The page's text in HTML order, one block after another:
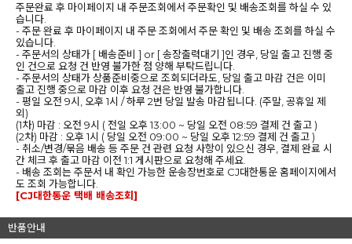
주문완료 후 마이페이지 내 주문조회에서 주문확인 및 배송조회를 하실 수 있
습니다.
- 주문 완료 후 마이페이지 내 주문 조회에서 주문 확인 및 배송 조회를 하실 수
있습니다.
- 주문서의 상태가 [ 배송준비 ] or [ 송장출력대기 ]인 경우, 당일 출고 진행 중
인 건으로 요청 건 반영 불가한 점 양해 부탁드립니다.
- 주문서의 상태가 상품준비중으로 조회되더라도, 당일 출고 마감 건은 이미
출고 진행 중으로 마감 이후 요청 건은 반영 불가합니다.
- 평일 오전 9시, 오후 1시 / 하루 2번 당일 발송 마감됩니다. (주말, 공휴일 제
외)
(1차) 마감 : 오전 9시 ( 전일 오후 13:00 ~ 당일 오전 08:59 결제 건 출고 )
(2차) 마감 : 오후 1시 ( 당일 오전 09:00 ~ 당일 오후 12:59 결제 건 출고 )
- 취소/변경/묶음 배송 등 주문 건 관련 요청 사항이 있으신 경우, 결제 완료 시
간 체크 후 출고 마감 이전 1:1 게시판으로 요청해 주세요.
- 배송 조회는 주문서 내 확인 가능한 운송장번호로 CJ대한통운 홈페이지에서
도 조회 가능합니다.
[CJ대한통운 택배 배송조회]
반품안내